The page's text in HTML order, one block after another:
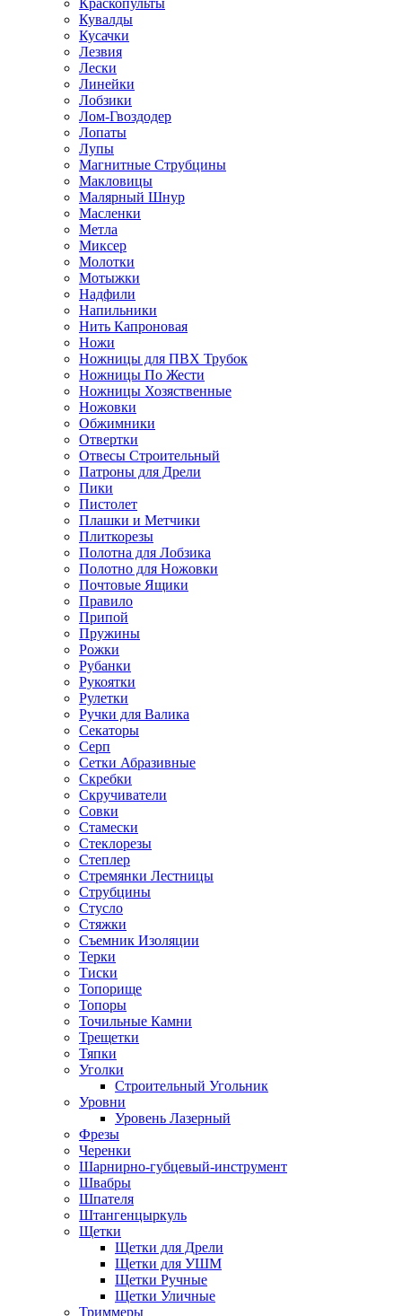
Кувалды
Кусачки
Лезвия
Лески
Линейки
Лобзики
Лом-Гвоздодер
Лопаты
Лупы
Магнитные Струбцины
Макловицы
Малярный Шнур
Масленки
Метла
Миксер
Молотки
Мотыжки
Надфили
Напильники
Нить Капроновая
Ножи
Ножницы для ПВХ Трубок
Ножницы По Жести
Ножницы Хозяственные
Ножовки
Обжимники
Отвертки
Отвесы Строительный
Патроны для Дрели
Пики
Пистолет
Плашки и Метчики
Плиткорезы
Полотна для Лобзика
Полотно для Ножовки
Почтовые Ящики
Правило
Припой
Пружины
Рожки
Рубанки
Рукоятки
Рулетки
Ручки для Валика
Секаторы
Серп
Сетки Абразивные
Скребки
Скручиватели
Совки
Стамески
Стеклорезы
Степлер
Стремянки Лестницы
Струбцины
Стусло
Стяжки
Съемник Изоляции
Терки
Тиски
Топорище
Топоры
Точильные Камни
Трещетки
Тяпки
Уголки
Строительный Угольник
Уровни
Уровень Лазерный
Фрезы
Черенки
Шарнирно-губцевый-инструмент
Швабры
Шпателя
Штангенцыркуль
Щетки
Щетки для Дрели
Щетки для УШМ
Щетки Ручные
Щетки Уличные
Триммеры